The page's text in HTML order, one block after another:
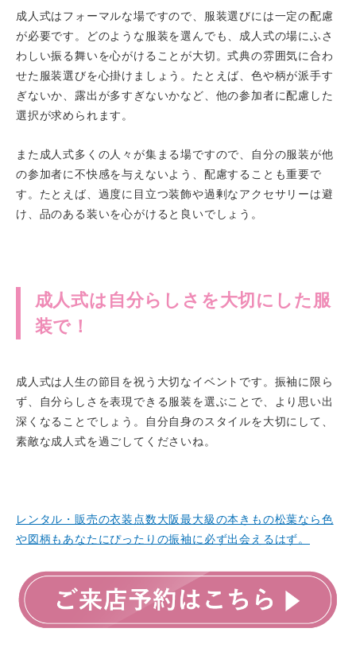
成人式はフォーマルな場ですので、服装選びには一定の配慮
が必要です。どのような服装を選んでも、成人式の場にふさ
わしい振る舞いを心がけることが大切。式典の雰囲気に合わ
せた服装選びを心掛けましょう。たとえば、色や柄が派手す
ぎないか、露出が多すぎないかなど、他の参加者に配慮した
選択が求められます。
また成人式多くの人々が集まる場ですので、自分の服装が他
の参加者に不快感を与えないよう、配慮することも重要で
す。たとえば、過度に目立つ装飾や過剰なアクセサリーは避
け、品のある装いを心がけると良いでしょう。
成人式は自分らしさを大切にした服
装で！
成人式は人生の節目を祝う大切なイベントです。振袖に限ら
ず、自分らしさを表現できる服装を選ぶことで、より思い出
深くなることでしょう。自分自身のスタイルを大切にして、
素敵な成人式を過ごしてくださいね。
レンタル・販売の衣装点数大阪最大級の本きもの松葉なら色
や図柄もあなたにぴったりの振袖に必ず出会えるはず。